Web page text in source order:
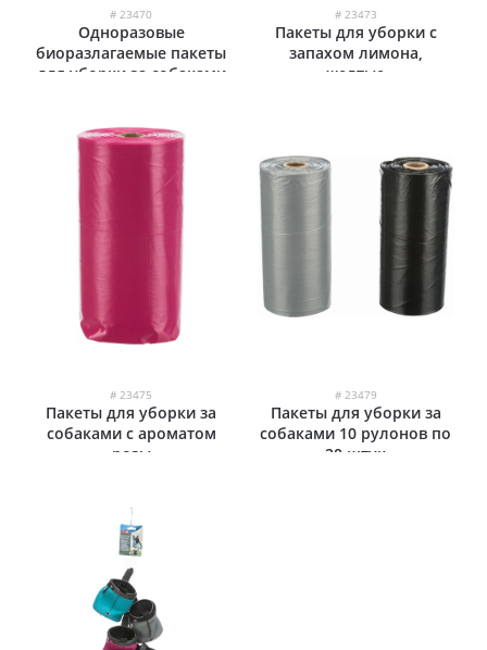
# 23470
Одноразовые
биоразлагаемые пакеты
для уборки за собаками
# 23473
Пакеты для уборки с
запахом лимона,
желтые
# 23475
Пакеты для уборки за
собаками с ароматом
розы
# 23479
Пакеты для уборки за
собаками 10 рулонов по
20 штук